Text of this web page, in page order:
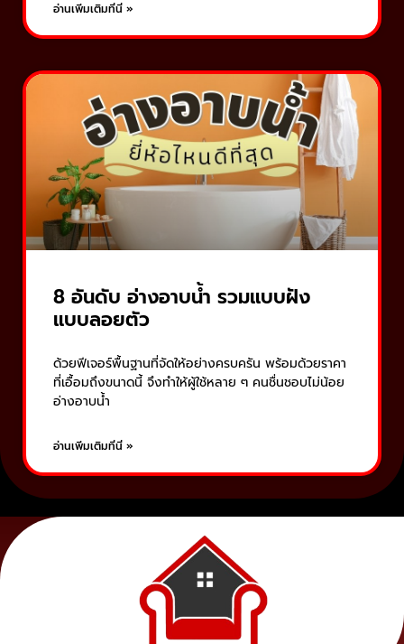
อ่านเพิ่มเติมที่นี่ »
8 อันดับ อ่างอาบน้ำ รวมแบบฝัง
แบบลอยตัว
ด้วยฟีเจอร์พื้นฐานที่จัดให้อย่างครบครัน พร้อมด้วยราคา
ที่เอื้อมถึงขนาดนี้ จึงทำให้ผู้ใช้หลาย ๆ คนชื่นชอบไม่น้อย
อ่างอาบน้ำ
อ่านเพิ่มเติมที่นี่ »